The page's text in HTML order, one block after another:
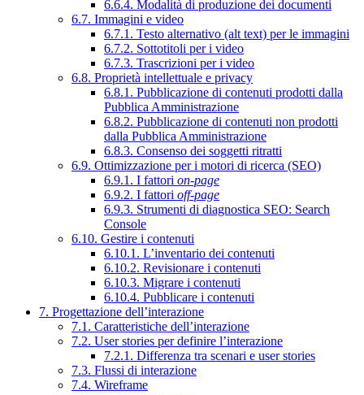
6.6.4. Modalità di produzione dei documenti
6.7. Immagini e video
6.7.1. Testo alternativo (alt text) per le immagini
6.7.2. Sottotitoli per i video
6.7.3. Trascrizioni per i video
6.8. Proprietà intellettuale e privacy
6.8.1. Pubblicazione di contenuti prodotti dalla
Pubblica Amministrazione
6.8.2. Pubblicazione di contenuti non prodotti
dalla Pubblica Amministrazione
6.8.3. Consenso dei soggetti ritratti
6.9. Ottimizzazione per i motori di ricerca (SEO)
6.9.1. I fattori on-page
6.9.2. I fattori off-page
6.9.3. Strumenti di diagnostica SEO: Search
Console
6.10. Gestire i contenuti
6.10.1. L’inventario dei contenuti
6.10.2. Revisionare i contenuti
6.10.3. Migrare i contenuti
6.10.4. Pubblicare i contenuti
7. Progettazione dell’interazione
7.1. Caratteristiche dell’interazione
7.2. User stories per definire l’interazione
7.2.1. Differenza tra scenari e user stories
7.3. Flussi di interazione
7.4. Wireframe